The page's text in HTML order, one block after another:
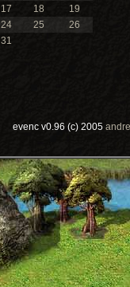
17 18
19
24 25
26
31
evenc v0.96 (c) 2005